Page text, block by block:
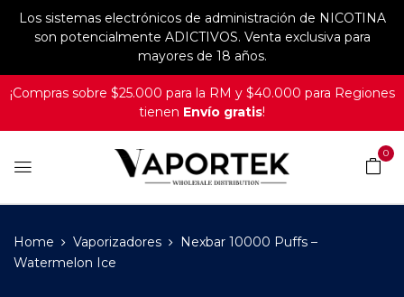
Los sistemas electrónicos de administración de NICOTINA
son potencialmente ADICTIVOS. Venta exclusiva para
mayores de 18 años.
¡Compras sobre $25.000 para la RM y $40.000 para Regiones
tienen Envío gratis!
0
Home Vaporizadores
Nexbar 10000 Puffs –
Watermelon Ice